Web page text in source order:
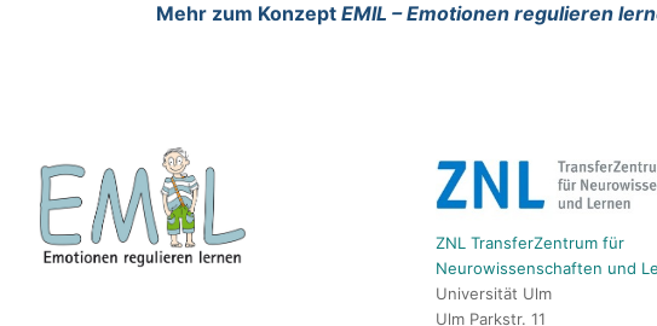
Mehr zum KonzeptEMIL – Emotionen regulieren
ZNL TransferZentrum für
Neurowissenschaften und
Universität Ulm
Ulm Parkstr. 11